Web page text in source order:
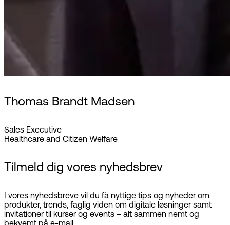
Thomas Brandt Madsen
Sales Executive
Healthcare and Citizen Welfare
Tilmeld dig vores nyhedsbrev
I vores nyhedsbreve vil du få nyttige tips og nyheder om
produkter, trends, faglig viden om digitale løsninger samt
invitationer til kurser og events – alt sammen nemt og